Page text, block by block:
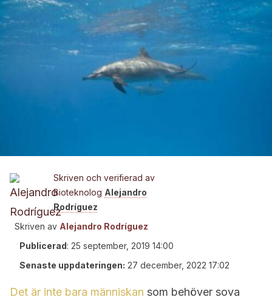
Skriven och verifierad av
Bioteknolog Alejandro
Rodríguez
Skriven av Alejandro Rodríguez
Publicerad: 25 september, 2019 14:00
Senaste uppdateringen: 27 december, 2022 17:02
Det är inte bara människan som behöver sova